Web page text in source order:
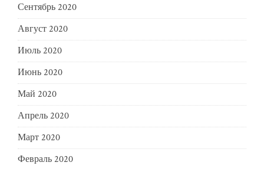
Сентябрь 2020
Август 2020
Июль 2020
Июнь 2020
Май 2020
Апрель 2020
Март 2020
Февраль 2020